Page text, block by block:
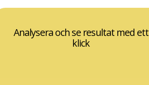
Analysera och se resultat med ett
klick